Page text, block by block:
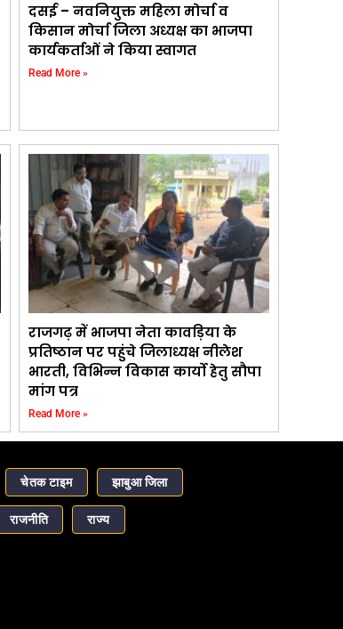
दसई – नवनियुक्त महिला मोर्चा व
किसान मोर्चा जिला अध्यक्ष का भाजपा
कार्यकर्ताओं ने किया स्वागत
Read More »
राजगढ़ में भाजपा नेता कावड़िया के
प्रतिष्ठान पर पहुंचे जिलाध्यक्ष नीलेश
भारती, विभिन्न विकास कार्यो हेतु सौपा
मांग पत्र
Read More »
चेतक टाइम झाबुआ जिला
राजनीति राज्य